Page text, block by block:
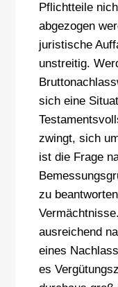
Pflichtteile
abgezogen
juristische
unstreitig.
sich eine
zwingt, sich
ist die Frage
zu
ausreichend
eines
es